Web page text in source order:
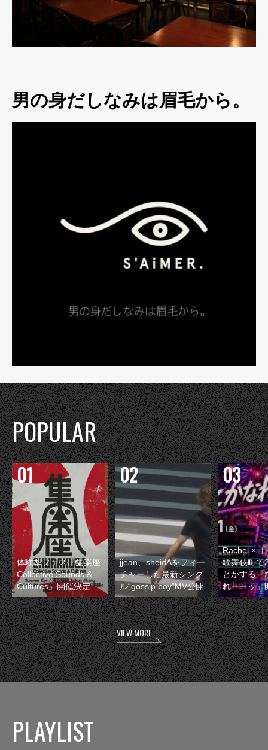
男の身だしなみは眉毛から。
POPULAR
体験型フェス『集楽座
Collective Sounds &
Cultures』開催決定
jjean、sheidAをフィー
チャーした最新シング
ル“gossip boy”MV公開
Rachel ×
歌舞伎町で
とかする『
れーーッ』
VIEW MORE
PLAYLIST